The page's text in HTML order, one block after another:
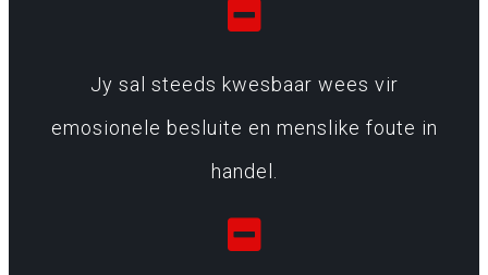
Jy sal steeds kwesbaar wees vir
emosionele besluite en menslike foute in
handel.